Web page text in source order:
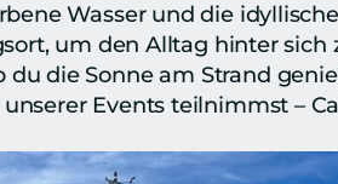
Wasser und die
um den Alltag hinter sich
die Sonne am Strand
Events teilnimmst –